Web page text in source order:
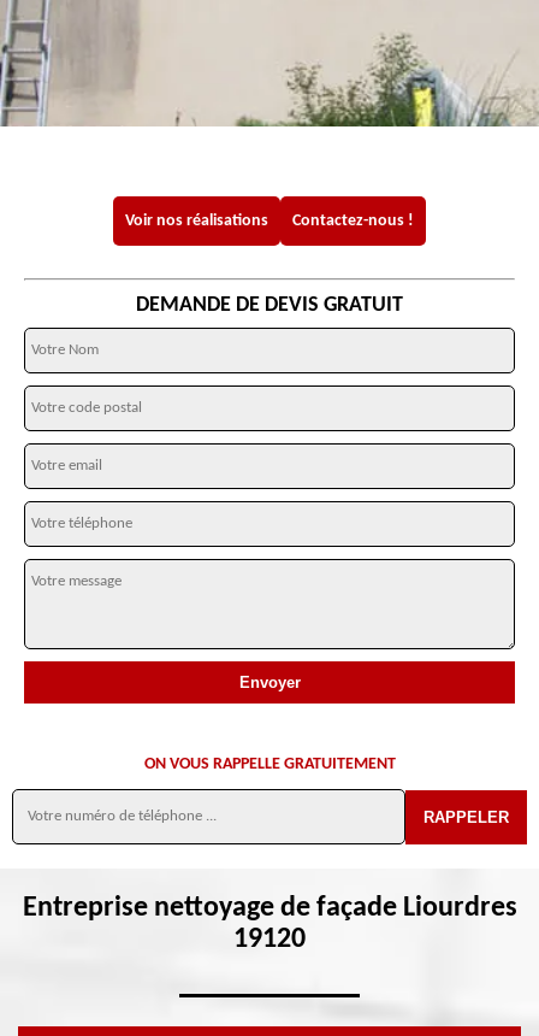
Voir nos réalisations Contactez-nous !
DEMANDE DE DEVIS GRATUIT
ON VOUS RAPPELLE GRATUITEMENT
Entreprise nettoyage de façade Liourdres
19120